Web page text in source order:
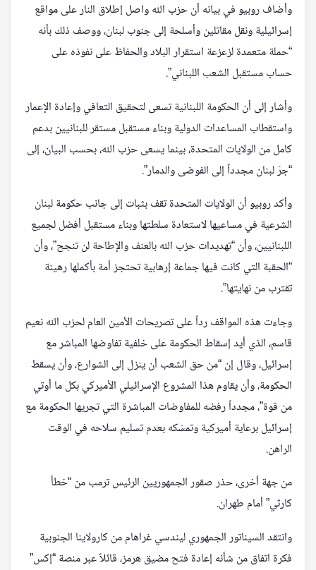
وأضاف روبيو في بيانه أن حزب الله واصل إطلاق النار على مواقع
إسرائيلية ونقل مقاتلين وأسلحة إلى جنوب لبنان، ووصف ذلك بأنه
“حملة متعمدة لزعزعة استقرار البلاد والحفاظ على نفوذه على
حساب مستقبل الشعب اللبناني”.
وأشار إلى أن الحكومة اللبنانية تسعى لتحقيق التعافي وإعادة الإعمار
واستقطاب المساعدات الدولية وبناء مستقبل مستقر للبنانيين بدعم
كامل من الولايات المتحدة، بينما يسعى حزب الله، بحسب البيان، إلى
“جرّ لبنان مجدداً إلى الفوضى والدمار”.
وأكد روبيو أن الولايات المتحدة تقف بثبات إلى جانب حكومة لبنان
الشرعية في مساعيها لاستعادة سلطتها وبناء مستقبل أفضل لجميع
اللبنانيين، وأن “تهديدات حزب الله بالعنف والإطاحة لن تنجح”، وأن
“الحقبة التي كانت فيها جماعة إرهابية تحتجز أمة بأكملها رهينة
تقترب من نهايتها”.
وجاءت هذه المواقف رداً على تصريحات الأمين العام لحزب الله نعيم
قاسم، الذي أيد إسقاط الحكومة على خلفية تفاوضها المباشر مع
إسرائيل، وقال إن “من حق الشعب أن ينزل إلى الشوارع، وأن يسقط
الحكومة، وأن يقاوم هذا المشروع الإسرائيلي الأميركي بكل ما أوتي
من قوة”، مجدداً رفضه للمفاوضات المباشرة التي تجريها الحكومة مع
إسرائيل برعاية أميركية وتمسّكه بعدم تسليم سلاحه في الوقت
الراهن.
من جهة أخرى، حذر صقور الجمهوريين الرئيس ترمب من “خطأ
كارثي” أمام طهران.
وانتقد السيناتور الجمهوري ليندسي غراهام من كارولاينا الجنوبية
فكرة اتفاق من شأنه إعادة فتح مضيق هرمز، قائلاً عبر منصة “إكس”